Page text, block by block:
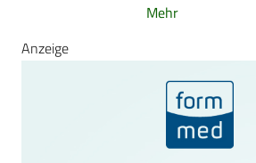
Mehr
Anzeige